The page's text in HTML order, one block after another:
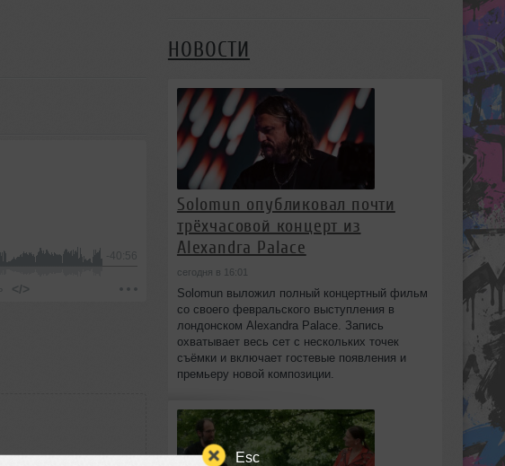
Esc
-40:56
</>
НОВОСТИ
Solomun опубликовал почти
трёхчасовой концерт из
Alexandra Palace
сегодня в 16:01
Solomun выложил полный концертный фильм
со своего февральского выступления в
лондонском Alexandra Palace. Запись
охватывает весь сет с нескольких точек
съёмки и включает гостевые появления и
премьеру новой композиции.